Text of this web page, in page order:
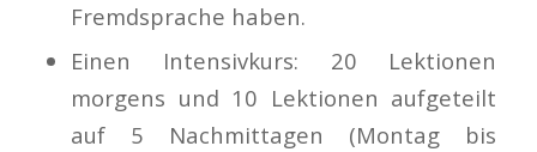
Fremdsprache haben.
Einen Intensivkurs: 20 Lektionen
morgens und 10 Lektionen aufgeteilt
auf 5 Nachmittagen (Montag bis